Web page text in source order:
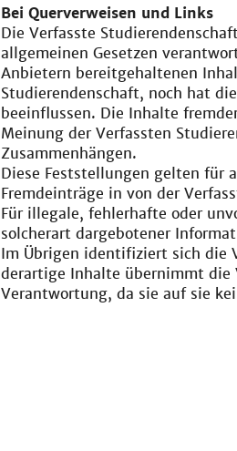
Bei Querverweisen und Links
Die Verfasste
allgemeinen Gesetzen
Anbietern bereitgehaltenen
Studierendenschaft, noch hat
beeinflussen. Die Inhalte
Meinung der Verfassten
Zusammenhängen.
Diese Feststellungen gelten für
Fremdeinträge in von der
Für illegale, fehlerhafte oder
solcherart dargebotener
Im Übrigen identifiziert sich die
derartige Inhalte übernimmt die
Verantwortung, da sie auf sie